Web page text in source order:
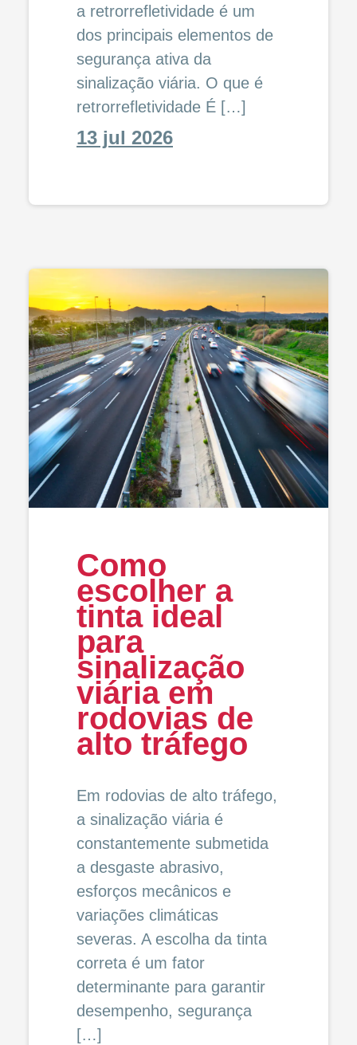
a retrorrefletividade é um
dos principais elementos de
segurança ativa da
sinalização viária. O que é
retrorrefletividade É […]
13 jul 2026
Como
escolher a
tinta ideal
para
sinalização
viária em
rodovias de
alto tráfego
Em rodovias de alto tráfego,
a sinalização viária é
constantemente submetida
a desgaste abrasivo,
esforços mecânicos e
variações climáticas
severas. A escolha da tinta
correta é um fator
determinante para garantir
desempenho, segurança
[…]